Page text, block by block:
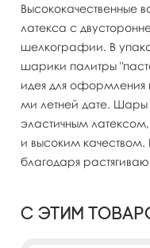
Высококачественные
латекса с
шелкографии. В
шарики палитры
идея для оформления
ми летней дате. Шары
эластичным
и высоким
благодаря
С этим